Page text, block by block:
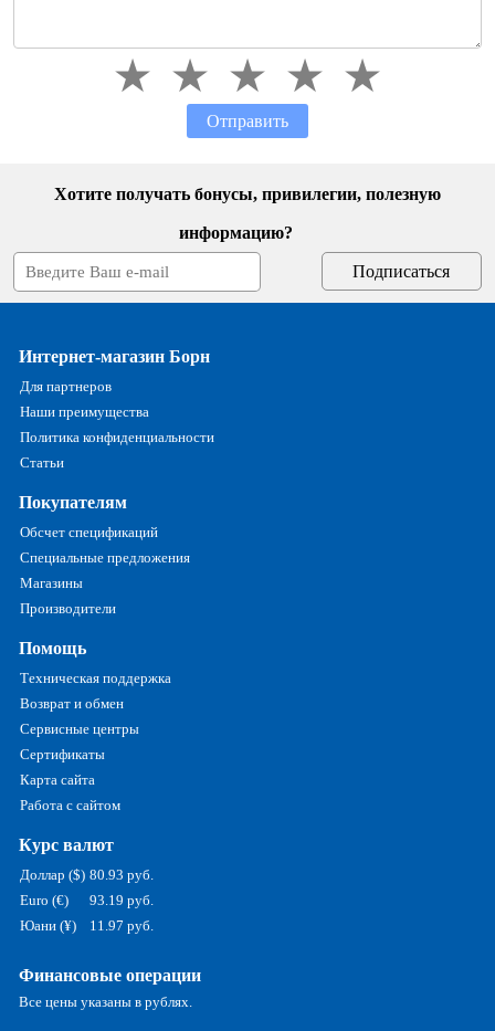
Отправить
Хотите получать бонусы, привилегии, полезную
информацию?
Интернет-магазин Борн
Для партнеров
Наши преимущества
Политика конфиденциальности
Статьи
Покупателям
Обсчет спецификаций
Специальные предложения
Магазины
Производители
Помощь
Техническая поддержка
Возврат и обмен
Сервисные центры
Сертификаты
Карта сайта
Работа с сайтом
Курс валют
Доллар ($) 80.93 руб.
Euro (€)
93.19 руб.
Юани (¥)
11.97 руб.
Финансовые операции
Все цены указаны в рублях.